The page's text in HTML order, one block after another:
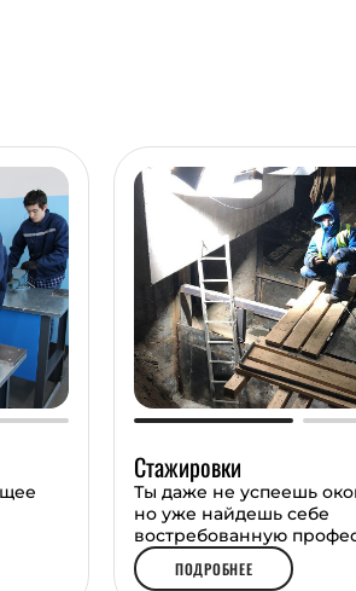
рабочих кадров в
расширение целевой
услуг, удовлетворение
Стажировки
Ты даже не успеешь
но уже найдешь себе
востребованную
ПОДРОБНЕЕ